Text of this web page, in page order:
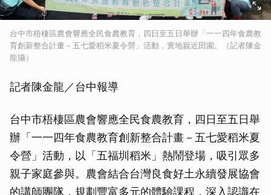
台中市梧棲區農會響應全民食農教育，四日至五日舉辦「一一四年食農教
育創新整合計畫－五七愛稻米夏令營」活動，實地親近田園。（記者陳金
龍攝）
記者陳金龍／台中報導
台中市梧棲區農會響應全民食農教育，四日至五日舉
辦「一一四年食農教育創新整合計畫－五七愛稻米夏
令營」活動，以「五福圳稻米」熱鬧登場，吸引眾多
親子家庭參與。農會結合台灣良食好土永續發展協會
的講師團隊，規劃豐富多元的體驗課程，深入認識在